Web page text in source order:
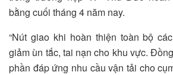
bằng cuối tháng 4 năm nay.
“Nút giao khi hoàn thiện toàn bộ
giảm ùn tắc, tai nạn cho khu vực.
phần đáp ứng nhu cầu vận tải cho